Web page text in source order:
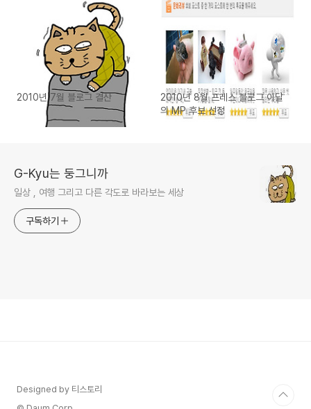
2010년 7월 블로그 결산
2010년 8월 프레스 블로그 이달
의 MP 후보 선정
G-Kyu는 둥그니까
일상 , 여행 그리고 다른 각도로 바라보는 세상
구독하기
Designed by 티스토리